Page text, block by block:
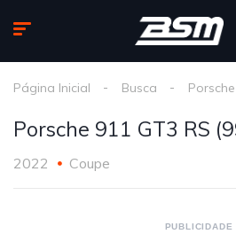
Página Inicial Busca Porsche
Porsche 911 GT3 RS
2022 Coupe
PUBLICIDADE